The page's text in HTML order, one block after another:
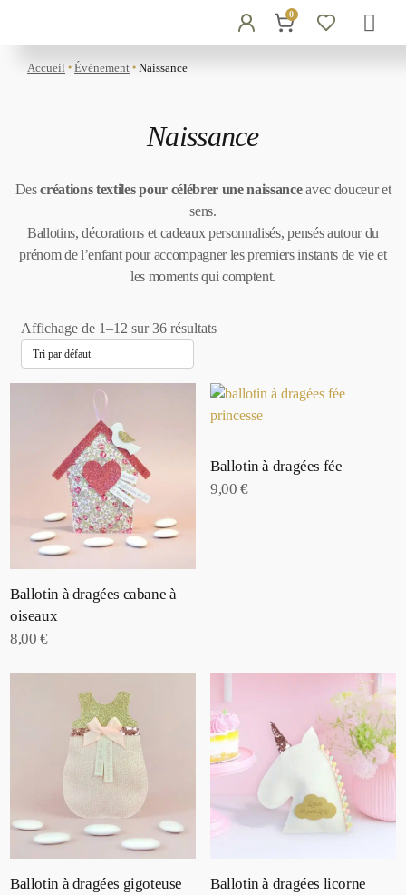
0
Accueil ● Événement ● Naissance
Naissance
Descréations textiles pour célébrer une naissanceavec douceur et
sens.
Ballotins, décorations et cadeaux personnalisés, pensés autour du
prénom de l’enfant pour accompagner les premiers instants de vie et
les moments qui comptent.
Affichage de 1–12 sur 36 résultats
Ballotin à dragées cabane à
oiseaux
8,00€
Ballotin à dragées fée
9,00€
Ballotin à dragées gigoteuse
Ballotin à dragées licorne